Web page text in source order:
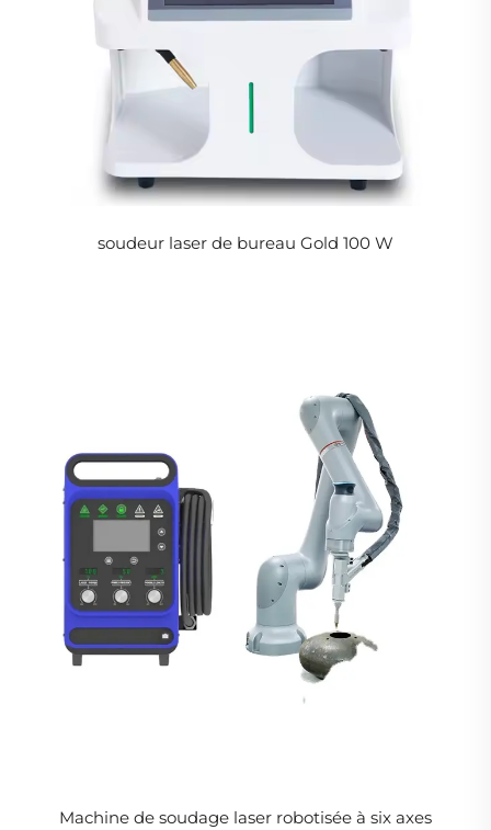
soudeur laser de bureau Gold 100 W
Machine de soudage laser robotisée à six axes